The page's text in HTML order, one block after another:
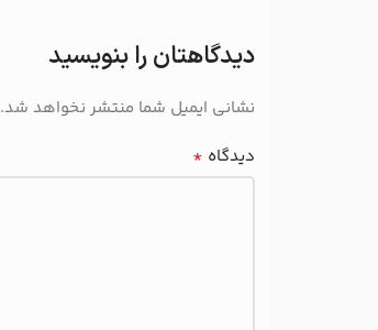
دیدگاهتان را بنویسید
نشانی ایمیل شما منتشر نخواهد شد.
دیدگاه *